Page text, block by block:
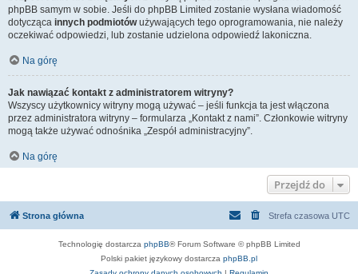
phpBB samym w sobie. Jeśli do phpBB Limited zostanie wysłana wiadomość
dotycząca innych podmiotówużywających tego oprogramowania, nie należy
oczekiwać odpowiedzi, lub zostanie udzielona odpowiedź lakoniczna.
Na górę
Jak nawiązać kontakt z administratorem witryny?
Wszyscy użytkownicy witryny mogą używać – jeśli funkcja ta jest włączona
przez administratora witryny – formularza „Kontakt z nami”. Członkowie witryny
mogą także używać odnośnika „Zespół administracyjny”.
Na górę
Przejdź do
Strona główna Strefa czasowa UTC
Technologię dostarcza phpBB® Forum Software © phpBB Limited
Polski pakiet językowy dostarcza phpBB.pl